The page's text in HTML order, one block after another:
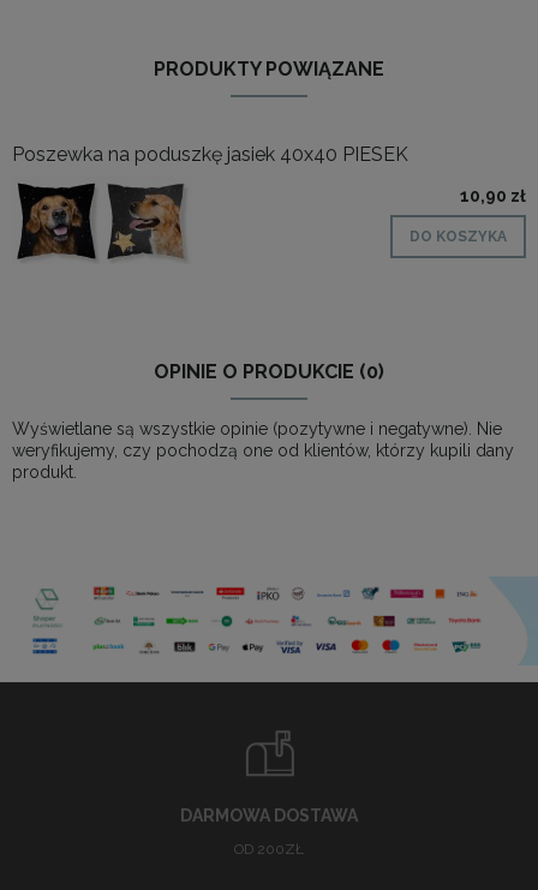
PRODUKTY POWIĄZANE
Poszewka na poduszkę jasiek 40x40 PIESEK
10,90 zł
DO KOSZYKA
OPINIE O PRODUKCIE (0)
Wyświetlane są wszystkie opinie (pozytywne i negatywne). Nie
weryfikujemy, czy pochodzą one od klientów, którzy kupili dany
produkt.
DARMOWA DOSTAWA
OD 200ZŁ